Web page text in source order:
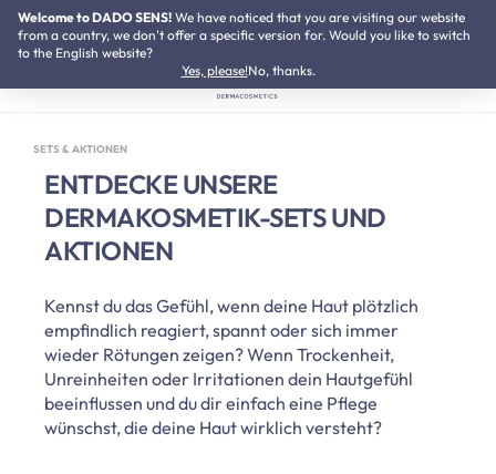
Zum Hauptinhalt springen
Welcome to DADO SENS! We have noticed that you are visiting our website
from a country, we don't offer a specific version for. Would you like to switch
to the English website?
Yes, please!No, thanks.
SUMMER SALE:Bis zu 50% Preisvorteil
SETS & AKTIONEN
ENTDECKE UNSERE
DERMAKOSMETIK-SETS UND
AKTIONEN
Kennst du das Gefühl, wenn deine Haut plötzlich
empfindlich reagiert, spannt oder sich immer
wieder Rötungen zeigen? Wenn Trockenheit,
Unreinheiten oder Irritationen dein Hautgefühl
beeinflussen und du dir einfach eine Pflege
wünschst, die deine Haut wirklich versteht?